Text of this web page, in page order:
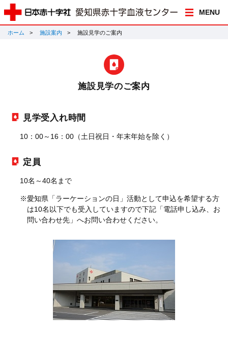
MENU
ホーム 施設案内 施設見学のご案内
施設見学のご案内
見学受入れ時間
10：00～16：00（土日祝日・年末年始を除く）
定員
10名～40名まで
※愛知県「ラーケーションの日」活動として申込を希望する方
は10名以下でも受入していますので下記「電話申し込み、お
問い合わせ先」へお問い合わせください。